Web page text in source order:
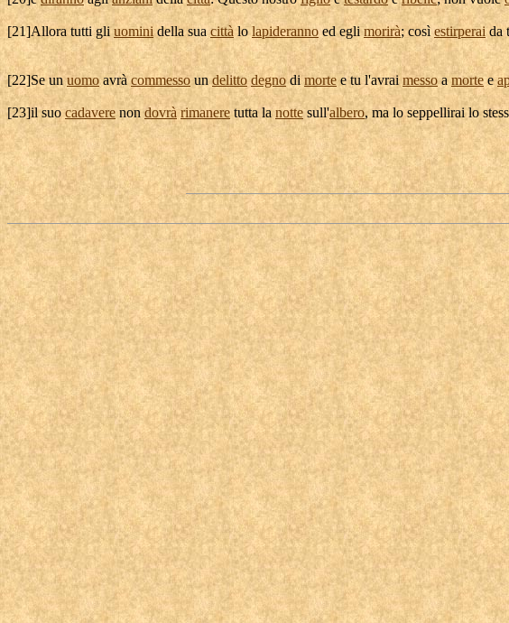
[21]Allora tutti gliuomini della suacittà lolapideranno ed eglimorirà; così estirperai da
[22]Se unuomoavràcommessoundelitto degnodimortee tu l'avrai messoamortee
[23]il suocadaverenondovrà rimaneretutta la nottesull'albero, ma lo seppellirai lo